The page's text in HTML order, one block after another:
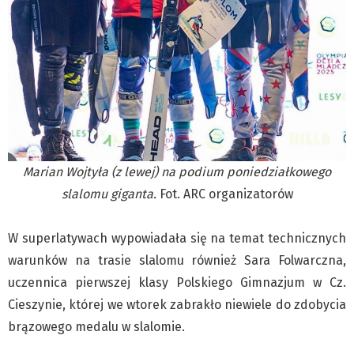
Marian Wojtyła (z lewej) na podium poniedziałkowego
slalomu giganta. Fot. ARC organizatorów
W superlatywach wypowiadała się na temat technicznych
warunków na trasie slalomu również Sara Folwarczna,
uczennica pierwszej klasy Polskiego Gimnazjum w Cz.
Cieszynie, której we wtorek zabrakło niewiele do zdobycia
brązowego medalu w slalomie.